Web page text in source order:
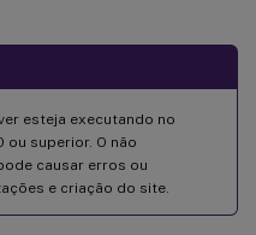
esteja executando no
ou superior. O não
causar erros ou
e criação do site.